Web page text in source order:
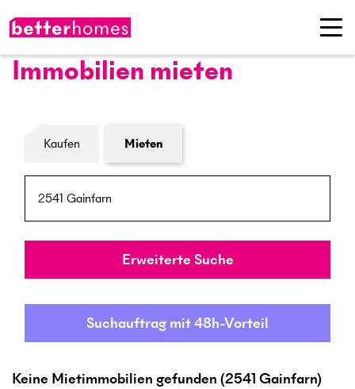
Immobilien mieten
Formular Immobiliensuche
Kaufen Mieten
Umkreis
Erweiterte Suche
Suchauftrag mit 48h-Vorteil
Keine Mietimmobilien gefunden (2541 Gainfarn)